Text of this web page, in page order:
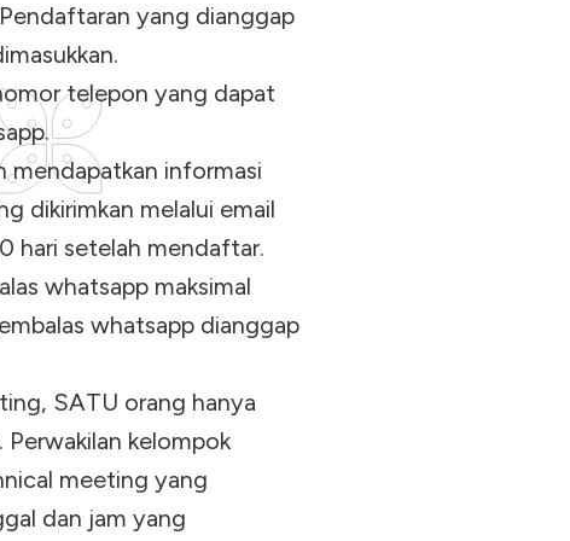
yang dianggap
telepon yang dapat
mendapatkan informasi
dikirimkan melalui email
hari setelah mendaftar.
whatsapp maksimal
whatsapp dianggap
SATU orang hanya
kelompok
meeting yang
dan jam yang